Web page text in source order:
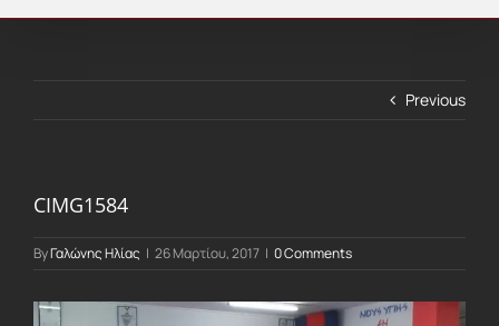
Previous
CIMG1584
ByΓαλώνης Ηλίας | 26 Μαρτίου, 2017 | 0 Comments